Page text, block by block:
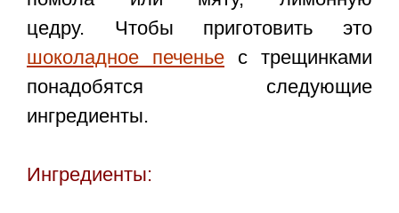
цедру. Чтобы приготовить это
шоколадное печенье с трещинками
понадобятся следующие
ингредиенты.
Ингредиенты: